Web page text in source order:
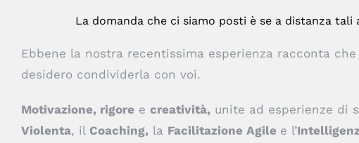
La domanda che ci siamo posti è se a distanza tali
Ebbene la nostra recentissima esperienza racconta
desidero condividerla con voi.
Motivazione, rigore e creatività, unite ad esperienze di
Violenta, il Coaching, la Facilitazione Agile e l’